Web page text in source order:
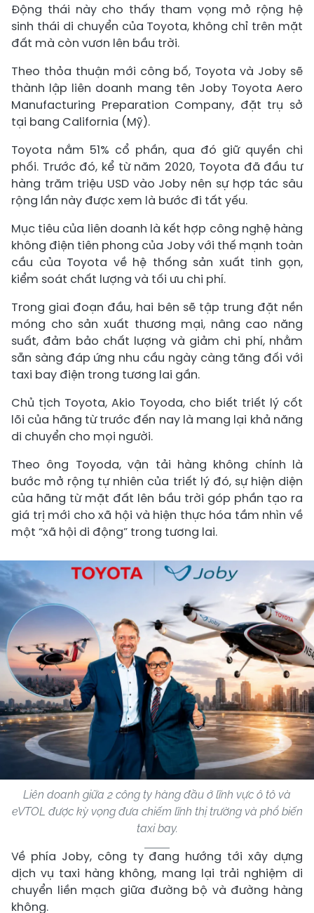
Động thái này cho thấy tham vọng mở rộng hệ
sinh thái di chuyển của Toyota, không chỉ trên mặt
đất mà còn vươn lên bầu trời.
Theo thỏa thuận mới công bố, Toyota và Joby sẽ
thành lập liên doanh mang tên Joby Toyota Aero
Manufacturing Preparation Company, đặt trụ sở
tại bang California (Mỹ).
Toyota nắm 51% cổ phần, qua đó giữ quyền chi
phối. Trước đó, kể từ năm 2020, Toyota đã đầu tư
hàng trăm triệu USD vào Joby nên sự hợp tác sâu
rộng lần này được xem là bước đi tất yếu.
Mục tiêu của liên doanh là kết hợp công nghệ hàng
không điện tiên phong của Joby với thế mạnh toàn
cầu của Toyota về hệ thống sản xuất tinh gọn,
kiểm soát chất lượng và tối ưu chi phí.
Trong giai đoạn đầu, hai bên sẽ tập trung đặt nền
móng cho sản xuất thương mại, nâng cao năng
suất, đảm bảo chất lượng và giảm chi phí, nhằm
sẵn sàng đáp ứng nhu cầu ngày càng tăng đối với
taxi bay điện trong tương lai gần.
Chủ tịch Toyota, Akio Toyoda, cho biết triết lý cốt
lõi của hãng từ trước đến nay là mang lại khả năng
di chuyển cho mọi người.
Theo ông Toyoda, vận tải hàng không chính là
bước mở rộng tự nhiên của triết lý đó, sự hiện diện
của hãng từ mặt đất lên bầu trời góp phần tạo ra
giá trị mới cho xã hội và hiện thực hóa tầm nhìn về
một “xã hội di động” trong tương lai.
Liên doanh giữa 2 công ty hàng đầu ở lĩnh vực ô tô và
eVTOL được kỳ vọng đưa chiếm lĩnh thị trường và phổ biến
taxi bay.
Về phía Joby, công ty đang hướng tới xây dựng
dịch vụ taxi hàng không, mang lại trải nghiệm di
chuyển liền mạch giữa đường bộ và đường hàng
không.